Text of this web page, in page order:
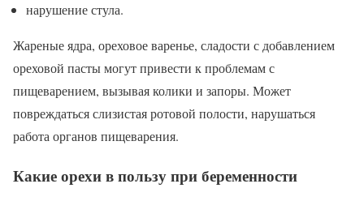
нарушение стула.
Жареные ядра, ореховое варенье, сладости с добавлением
ореховой пасты могут привести к проблемам с
пищеварением, вызывая колики и запоры. Может
повреждаться слизистая ротовой полости, нарушаться
работа органов пищеварения.
Какие орехи в пользу при беременности